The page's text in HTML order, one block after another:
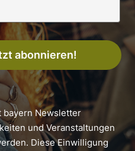
abonnieren!
bayern Newsletter
und Veranstaltungen
Diese Einwilligung